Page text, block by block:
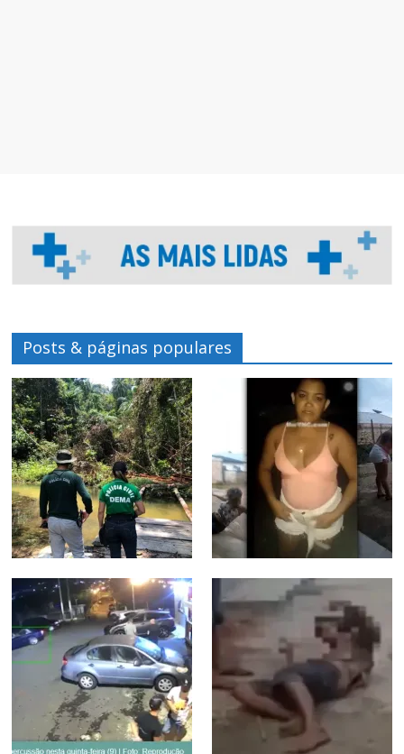
Posts & páginas populares